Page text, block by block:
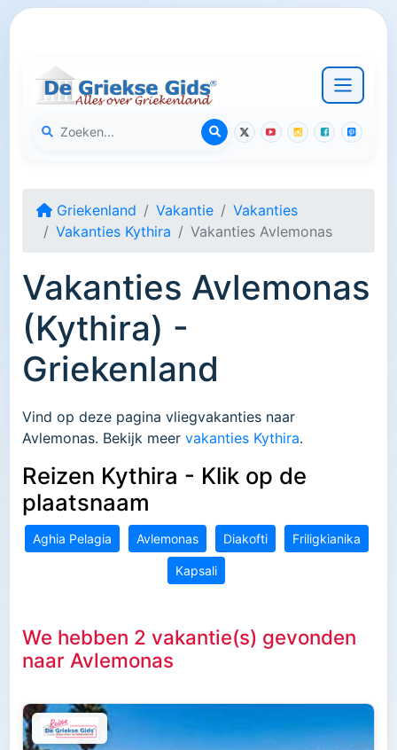
Griekenland Vakantie
Vakanties
Vakanties Kythira
Vakanties Avlemonas
Vakanties Avlemonas
(Kythira) -
Griekenland
Vind op deze pagina vliegvakanties naar
Avlemonas. Bekijk meer vakanties Kythira.
Reizen Kythira - Klik op de
plaatsnaam
Aghia Pelagia Avlemonas Diakofti Friligkianika
Kapsali
We hebben 2 vakantie(s) gevonden
naar Avlemonas